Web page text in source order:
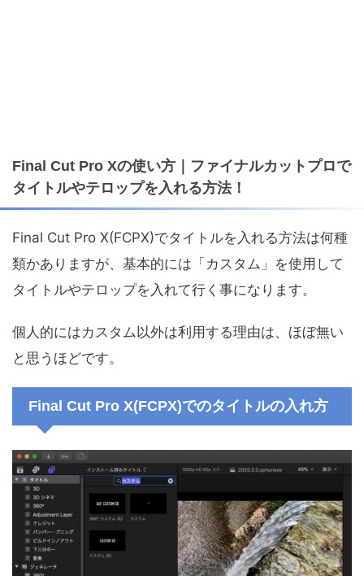
Final Cut Pro Xの使い方｜ファイナルカットプロで
タイトルやテロップを入れる方法！
Final Cut Pro X(FCPX)でタイトルを入れる方法は何種
類かありますが、基本的には「カスタム」を使用して
タイトルやテロップを入れて行く事になります。
個人的にはカスタム以外は利用する理由は、ほぼ無い
と思うほどです。
Final Cut Pro X(FCPX)でのタイトルの入れ方